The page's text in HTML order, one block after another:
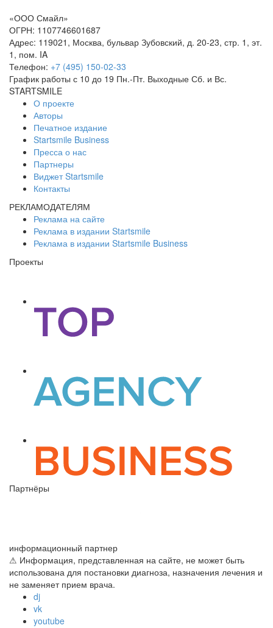
«ООО Смайл»
ОГРН: 1107746601687
Адрес: 119021 , Москва, бульвар Зубовский, д. 20-23, стр. 1, эт.
1, пом. IA
Телефон: +7 (495) 150-02-33
График работы с 10 до 19 Пн.-Пт. Выходные Сб. и Вс.
STARTSMILE
О проекте
Авторы
Печатное издание
Startsmile Business
Пресса о нас
Партнеры
Виджет Startsmile
Контакты
РЕКЛАМОДАТЕЛЯМ
Реклама на сайте
Реклама в издании Startsmile
Реклама в издании Startsmile Business
Проекты
Партнёры
информационный партнер
⚠ Информация, представленная на сайте, не может быть
использована для постановки диагноза, назначения лечения и
не заменяет прием врача.
dj
vk
youtube